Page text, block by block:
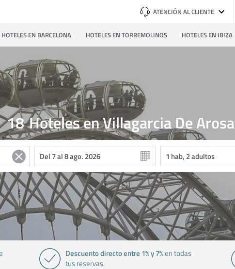
ATENCIÓN AL CLIENTE
HOTELES EN BARCELONA HOTELES EN TORREMOLINOS HOTELES EN IBIZA
Hoteles en Villagarcia De Arosa
18
Descuento directo entre 1% y 7%en todas
tus reservas.